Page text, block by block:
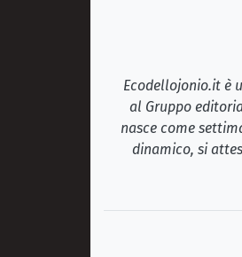
Ecodellojonio.it è
al Gruppo
nasce come
dinamico, si